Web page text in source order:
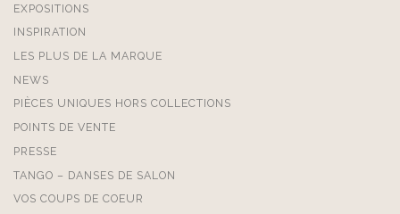
EXPOSITIONS
INSPIRATION
LES PLUS DE LA MARQUE
NEWS
PIÈCES UNIQUES HORS COLLECTIONS
POINTS DE VENTE
PRESSE
TANGO – DANSES DE SALON
VOS COUPS DE COEUR